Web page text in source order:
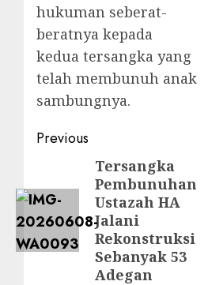
hukuman seberat-
beratnya kepada
kedua tersangka yang
telah membunuh anak
sambungnya.
Previous
Tersangka
Pembunuhan
Ustazah HA
Jalani
Rekonstruksi
Sebanyak 53
Adegan